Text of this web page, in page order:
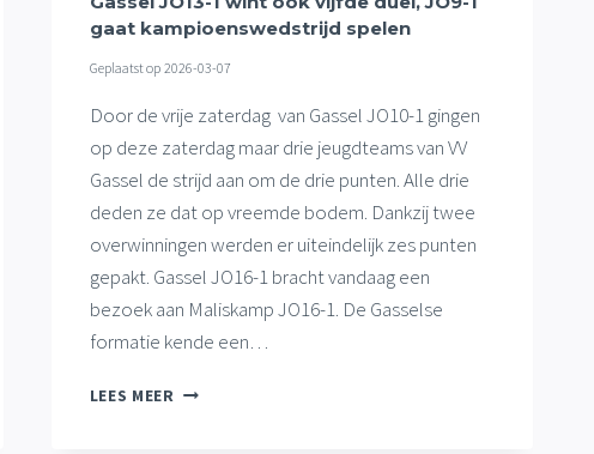
gaat kampioenswedstrijd spelen
Geplaatst op 2026-03-07
Door de vrije zaterdag van Gassel JO10-1 gingen
op deze zaterdag maar drie jeugdteams van VV
Gassel de strijd aan om de drie punten. Alle drie
deden ze dat op vreemde bodem. Dankzij twee
overwinningen werden er uiteindelijk zes punten
gepakt. Gassel JO16-1 bracht vandaag een
bezoek aan Maliskamp JO16-1. De Gasselse
formatie kende een…
LEES MEER GASSEL